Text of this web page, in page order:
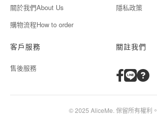
關於我們About Us
購物流程How to order
隱私政策
客戶服務
售後服務
關註我們
© 2025 AliceMe. 保留所有權利。